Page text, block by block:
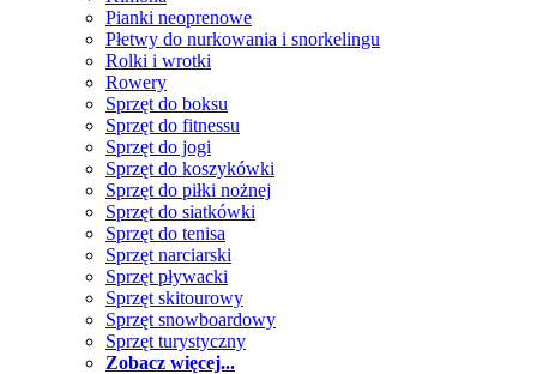
Pianki neoprenowe
Płetwy do nurkowania i snorkelingu
Rolki i wrotki
Rowery
Sprzęt do boksu
Sprzęt do fitnessu
Sprzęt do jogi
Sprzęt do koszykówki
Sprzęt do piłki nożnej
Sprzęt do siatkówki
Sprzęt do tenisa
Sprzęt narciarski
Sprzęt pływacki
Sprzęt skitourowy
Sprzęt snowboardowy
Sprzęt turystyczny
Zobacz więcej...